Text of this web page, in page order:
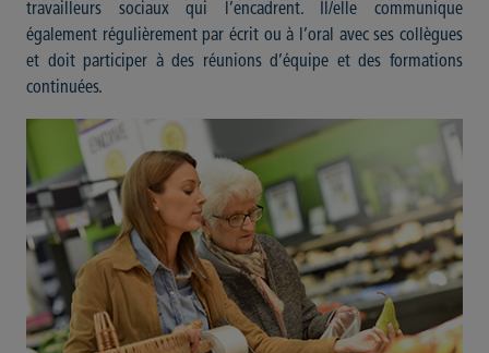
travailleurs sociaux qui l’encadrent. Il/elle communique
également régulièrement par écrit ou à l’oral avec ses collègues
et doit participer à des réunions d’équipe et des formations
continuées.